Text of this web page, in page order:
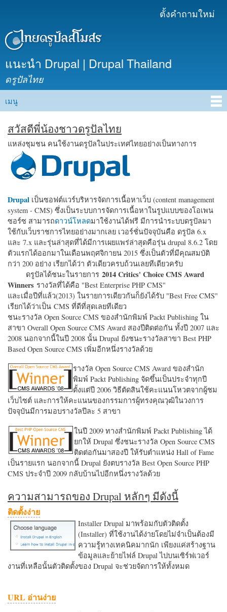
เนื้อหา
ตั้งคำถามใหม่
แนะนำ Drupal | Drupal Thailand
ดรูปัลไทย
Main menu
เมนู
สวัสดีพี่น้องชาวดรูปัลไทย
แหล่งชุมชน คนใช้งานดรูปัลในประเทศไทยอย่างเป็นทางการ
Drupal เป็นซอฟต์แวร์บริหารจัดการเนื้อหาเว็บ (content management
system - CMS) ซึ่งเป็นระบบการจัดการเนื้อหาในรูปแบบของโอเพน
ซอร์ซ สามารถดาวน์โหลดมาใช้งานได้ฟรี มีการนำระบบดรูปัลมา
ใช้กับเว็บราชการไทยอย่างมากเลย เวอร์ชั่นปัจจุบันคือ ดรูปัล 6.x
และ 7.x และรุ่นล่าสุดที่ได้มีการเผยแพร่ล่าสุดคือรุ่น drupal 8.6.2 โดย
ตัวแรกได้ออกมาในเดือนพฤศจิกายน 2015 ซึ่งเป็นตัวที่มีคุณสมบัติ
กว่า 200 อย่าง เรียกได้ว่า ตัวเดียวครบถ้วนเลยทีเดียวครับ
ดรูปัลได้ชนะในรายการ 2014 Critics' Choice CMS Award
Winners รางวัลที่ได้คือ "Best Enterprise PHP CMS"
และเมื่อปีที่แล้ว(2013) ในรายการเดียวกันก็ยังได้รับ "Best Free CMS"
เรียกได้ว่าเป็น CMS ที่ดีที่สุดเลยทีเดียว
ชนะรางวัล Open Source CMS ของสำนักพิมพ์ Packt Publishing ใน
สาขา Overall Open Source CMS Award สองปีติดต่อกัน ทั้งปี 2007 และ
2008 นอกจากนี้ในปี 2008 นั้น Drupal ยังชนะรางวัลสาขา Best PHP
Based Open Source CMS เพิ่มอีกหนึ่งรางวัลด้วย
รางวัล Open Source CMS Award ของสำนัก
พิมพ์ Packt Publishing จัดขึ้นเป็นประจำทุกปี
ตั้งแต่ปี 2006 วิธีตัดสินใช้คะแนนโหวตจากผู้ชม
เว็บไซต์ และการให้คะแนนของกรรมการผู้ทรงคุณวุฒิในวงการ
ปัจจุบันมีการมอบรางวัลปีละ 5 สาขา
ในปี 2009 ทางสำนักพิมพ์ Packt Publishing ได้
ยกให้ Drupal ซึ่งชนะรางวัล Open Source CMS
ติดต่อกันมาสองปี ให้รับตำแหน่ง Hall of Fame
เป็นรายแรก นอกจากนี้ Drupal ยังตบรางวัล Best Open Source PHP
CMS ประจำปี 2009 กลับบ้านไปอีกหนึ่งรางวัลด้วย
ความสามารถของ Drupal หลักๆ มีดังนี้
ติดตั้งง่าย
Installer Drupal มาพร้อมกับตัวติดตั้ง
(Installer) ที่ใช้งานได้ง่ายโดยไม่จำเป็นต้องมี
ความรู้ทางเทคนิคมากนัก เพียงแค่สร้างฐาน
ข้อมูลและย้ายไฟล์ Drupal ไปบนเซิร์ฟเวอร์
งานที่เหลือนั้นตัวติดตั้งของ Drupal จะช่วยจัดการให้ทั้งหมด
URL อ่านง่าย